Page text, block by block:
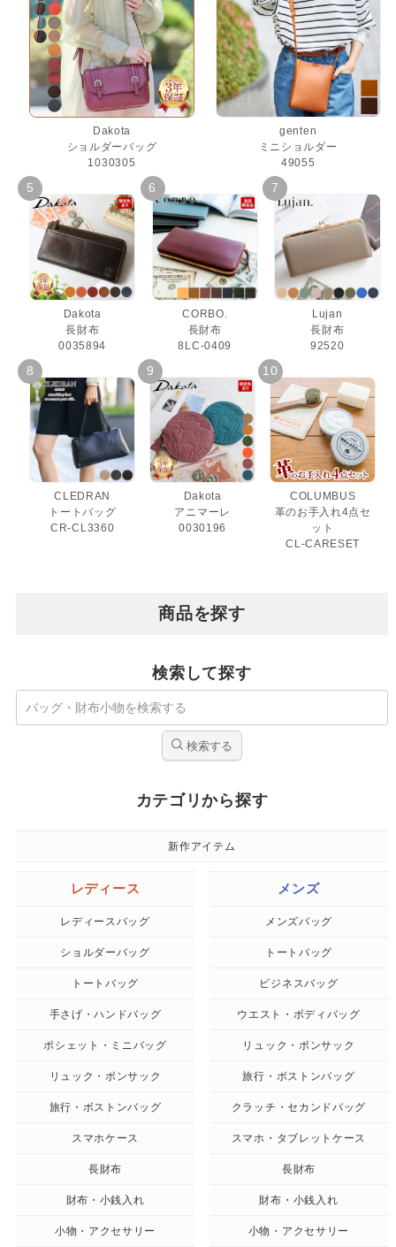
Dakota
ショルダーバッグ
1030305
genten
ミニショルダー
49055
Dakota
長財布
0035894
CORBO.
長財布
8LC-0409
Lujan
長財布
92520
CLEDRAN
トートバッグ
CR-CL3360
Dakota
アニマーレ
0030196
COLUMBUS
革のお手入れ4点セ
ット
CL-CARESET
商品を探す
検索して探す
検索する
カテゴリから探す
新作アイテム
レディース
レディースバッグ
ショルダーバッグ
トートバッグ
手さげ・ハンドバッグ
ポシェット・ミニバッグ
リュック・ボンサック
旅行・ボストンバッグ
スマホケース
長財布
財布・小銭入れ
小物・アクセサリー
メンズ
メンズバッグ
トートバッグ
ビジネスバッグ
ウエスト・ボディバッグ
リュック・ボンサック
旅行・ボストンバッグ
クラッチ・セカンドバッグ
スマホ・タブレットケース
長財布
財布・小銭入れ
小物・アクセサリー